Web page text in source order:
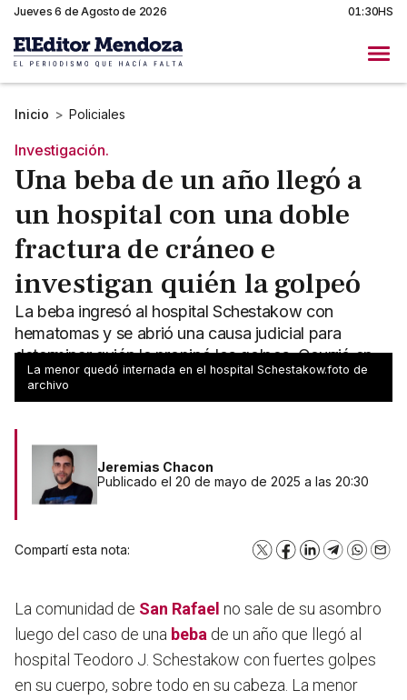
Jueves 6 de Agosto de 2026 01:30HS
Inicio > Policiales
Investigación.
Una beba de un año llegó a
un hospital con una doble
fractura de cráneo e
investigan quién la golpeó
La beba ingresó al hospital Schestakow con
hematomas y se abrió una causa judicial para
determinar quién le propinó los golpes. Ocurrió en
San Rafael.
La menor quedó internada en el hospital Schestakow.foto de
archivo
Jeremias Chacon
Publicado el 20 de mayo de 2025 a las 20:30
Compartí esta nota: X Facebook
LinkedInTelegram
La comunidad de San Rafael no sale de su asombro
luego del caso de una beba de un año que llegó al
hospital Teodoro J. Schestakow con fuertes golpes
en su cuerpo, sobre todo en su cabeza. La menor